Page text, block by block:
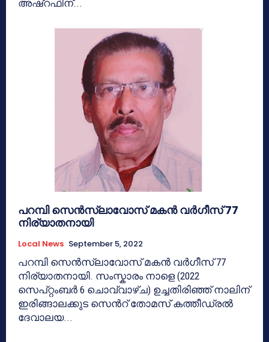
അഷ്റഫിന്...
പറമ്പി സെൻസ്ലാവോസ് മകൻ വർഗീസ് 77
നിര്യാതനായി
Local News September 5, 2022
പറമ്പി സെൻസ്ലാവോസ് മകൻ വർഗീസ് 77
നിര്യാതനായി. സംസ്കാരം നാളെ (2022
സെപ്റ്റംബർ 6 ചൊവ്വാഴ്ച) ഉച്ചതിരിഞ്ഞ് നാലിന്
ഇരിങ്ങാലക്കുട സെൻറ് തോമസ് കത്തീഡ്രൽ
ദേവാലയ...